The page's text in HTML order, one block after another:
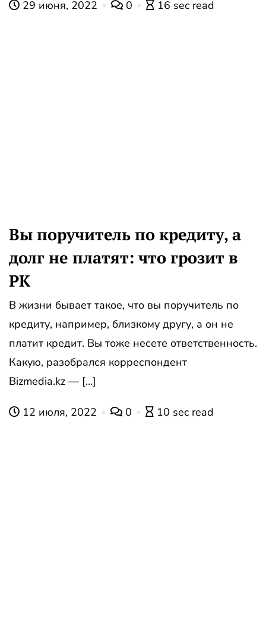
29 июня, 2022 0 16 sec read
Вы поручитель по кредиту, а
долг не платят: что грозит в
РК
В жизни бывает такое, что вы поручитель по
кредиту, например, близкому другу, а он не
платит кредит. Вы тоже несете ответственность.
Какую, разобрался корреспондент
Bizmedia.kz — […]
12 июля, 2022 0 10 sec read